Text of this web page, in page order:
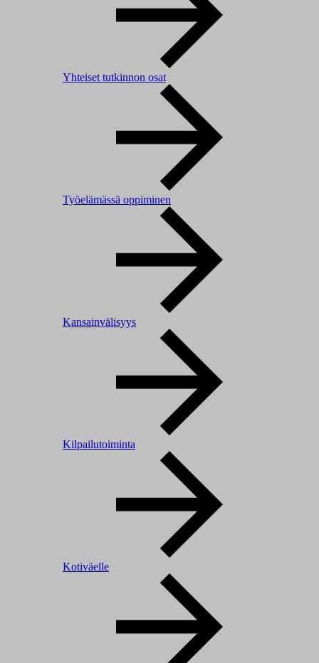
Yhteiset tutkinnon osat
Työelämässä oppiminen
Kansainvälisyys
Kilpailutoiminta
Kotiväelle